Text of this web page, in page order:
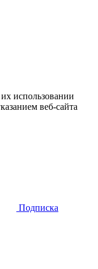
использовании
веб-сайта
Подписка